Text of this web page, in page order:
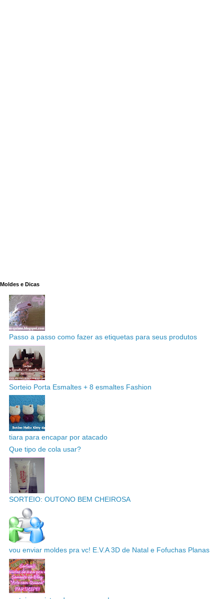
Moldes e Dicas
Passo a passo como fazer as etiquetas para seus produtos
Sorteio Porta Esmaltes + 8 esmaltes Fashion
tiara para encapar por atacado
Que tipo de cola usar?
SORTEIO: OUTONO BEM CHEIROSA
vou enviar moldes pra vc! E.V.A 3D de Natal e Fofuchas Planas